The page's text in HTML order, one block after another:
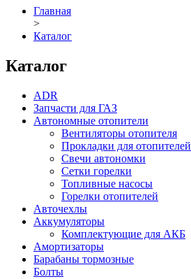
Главная
>
Каталог
Каталог
ADR
Запчасти для ГАЗ
Автономные отопители
Вентиляторы отопителя
Прокладки для отопителей
Свечи автономки
Сетки горелки
Топливные насосы
Горелки отопителей
Авточехлы
Аккумуляторы
Комплектующие для АКБ
Амортизаторы
Барабаны тормозные
Болты